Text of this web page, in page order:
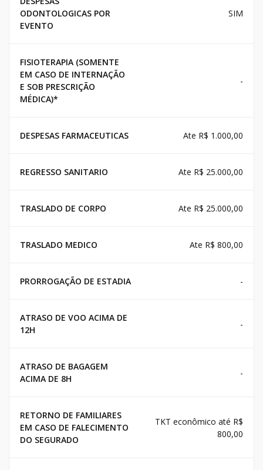
ODONTOLOGICAS POR
EVENTO
SIM
FISIOTERAPIA (SOMENTE
EM CASO DE INTERNAÇÃO
E SOB PRESCRIÇÃO
MÉDICA)*
-
DESPESAS FARMACEUTICAS Ate R$ 1.000,00
REGRESSO SANITARIO Ate R$ 25.000,00
TRASLADO DE CORPO Ate R$ 25.000,00
TRASLADO MEDICO Ate R$ 800,00
PRORROGAÇÃO DE ESTADIA -
ATRASO DE VOO ACIMA DE
12H
-
ATRASO DE BAGAGEM
ACIMA DE 8H
-
RETORNO DE FAMILIARES
EM CASO DE FALECIMENTO
DO SEGURADO
TKT econômico até R$
800,00